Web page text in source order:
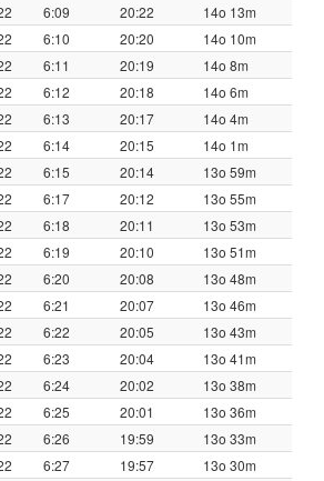
6:09 20:22
14o 13m
6:10 20:20
14o 10m
6:11 20:19
14o 8m
6:12 20:18
14o 6m
6:13 20:17
14o 4m
6:14 20:15
14o 1m
6:15 20:14
13o 59m
6:17 20:12
13o 55m
6:18 20:11
13o 53m
6:19 20:10
13o 51m
6:20 20:08
13o 48m
6:21 20:07
13o 46m
6:22 20:05
13o 43m
6:23 20:04
13o 41m
6:24 20:02
13o 38m
6:25 20:01
13o 36m
6:26 19:59
13o 33m
6:27 19:57
13o 30m